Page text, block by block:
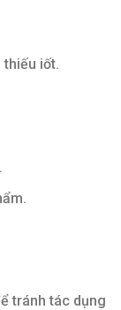
iốt.
tránh tác dụng